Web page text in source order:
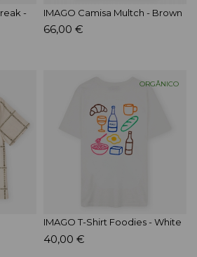
-
IMAGO Camisa Multch - Brown
66,00 €
ORGÂNICO
IMAGO T-Shirt Foodies - White
40,00 €